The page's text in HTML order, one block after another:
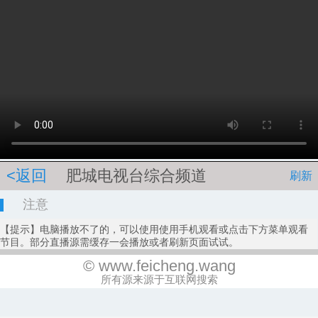
<返回 肥城电视台综合频道 刷新
注意
【提示】电脑播放不了的，可以使用使用手机观看或点击下方菜单观看
节目。部分直播源需缓存一会播放或者刷新页面试试。
© www.feicheng.wang
所有源来源于互联网搜索